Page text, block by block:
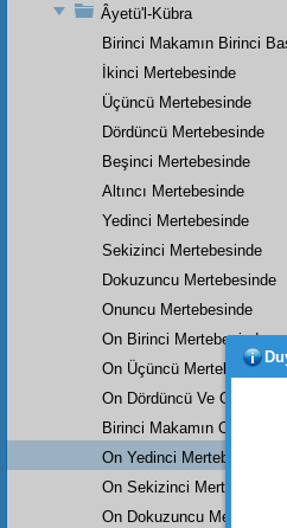
Âyetü'l-Kübra
Birinci Makamın Birinci
İkinci Mertebesinde
Üçüncü Mertebesinde
Dördüncü Mertebesinde
Beşinci Mertebesinde
Altıncı Mertebesinde
Yedinci Mertebesinde
Sekizinci Mertebesinde
Dokuzuncu Mertebesinde
Onuncu Mertebesinde
On Birinci Mertebesinde
On Üçüncü Mertebesinde
On Dördüncü Ve On
Birinci Makamın On
On Yedinci Mertebesinde
On Sekizinci Mertebesinde
On Dokuzuncu